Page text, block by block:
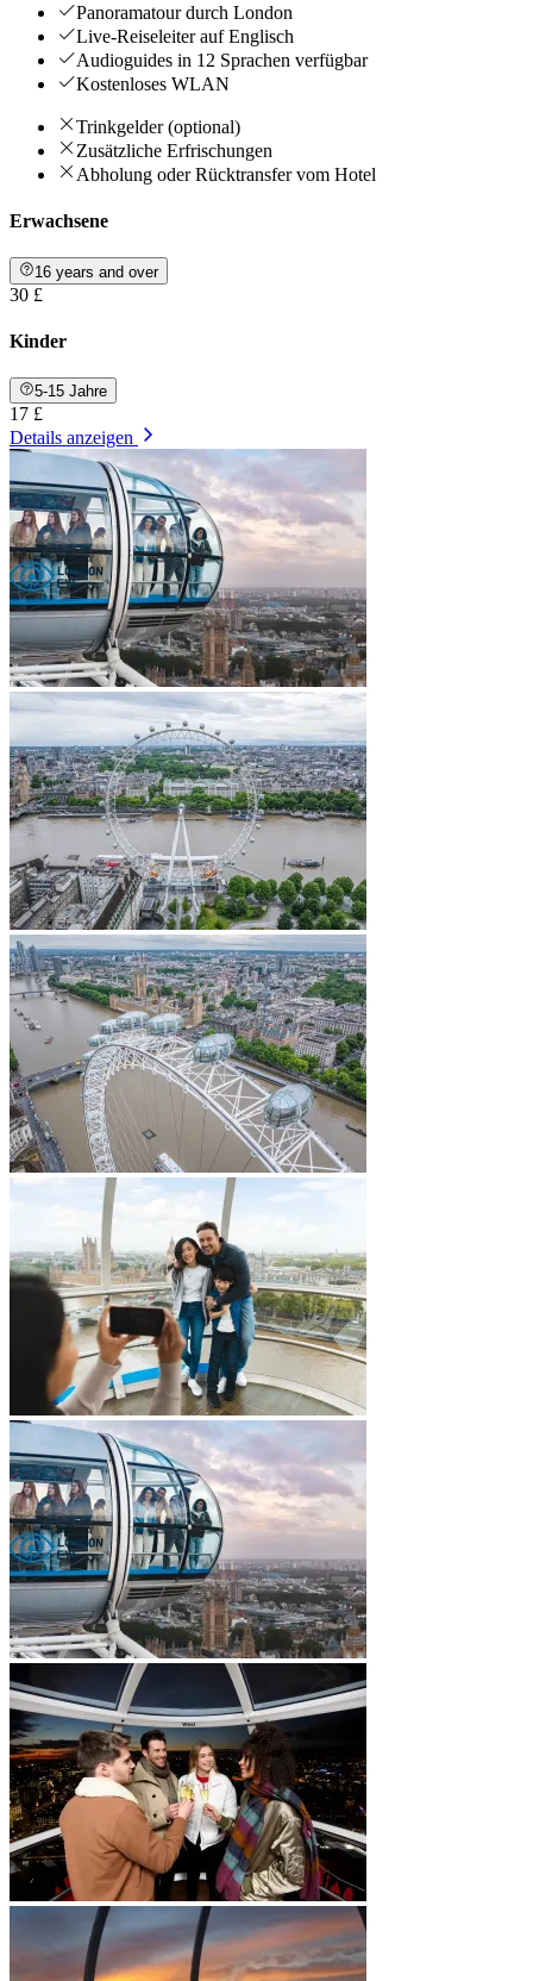
Panoramatour durch London
Live-Reiseleiter auf Englisch
Audioguides in 12 Sprachen verfügbar
Kostenloses WLAN
Trinkgelder (optional)
Zusätzliche Erfrischungen
Abholung oder Rücktransfer vom Hotel
Erwachsene
16 years and over
30 £
Kinder
5-15 Jahre
17 £
Details anzeigen